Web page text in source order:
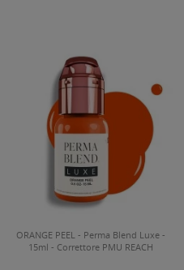
ORANGE PEEL - Perma Blend Luxe -
15ml - Correttore PMU REACH